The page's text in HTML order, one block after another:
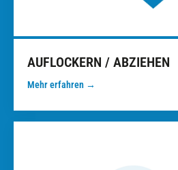
AUFLOCKERN / ABZIEHEN
Mehr erfahren →